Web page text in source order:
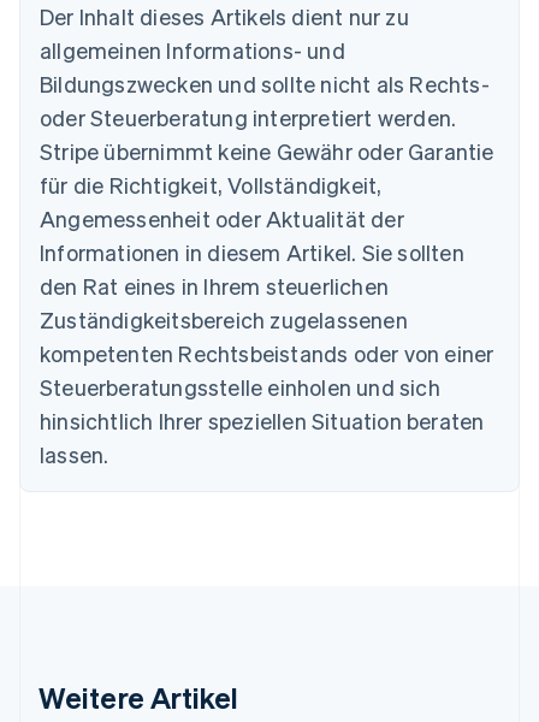
Der Inhalt dieses Artikels dient nur zu
allgemeinen Informations- und
Bildungszwecken und sollte nicht als Rechts-
oder Steuerberatung interpretiert werden.
Stripe übernimmt keine Gewähr oder Garantie
für die Richtigkeit, Vollständigkeit,
Angemessenheit oder Aktualität der
Informationen in diesem Artikel. Sie sollten
den Rat eines in Ihrem steuerlichen
Zuständigkeitsbereich zugelassenen
kompetenten Rechtsbeistands oder von einer
Steuerberatungsstelle einholen und sich
hinsichtlich Ihrer speziellen Situation beraten
lassen.
Weitere Artikel
Australien
English
Belgien
Nederlands Français DeutschEnglish
Brasilien
PortuguêsEnglish
English
Dänemark
English
Deutschland
Deutsch English
Estland
Festlandchina
简体中文English
Finnland
English
Frankreich
Irland